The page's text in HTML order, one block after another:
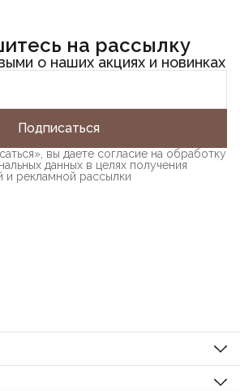
на рассылку
о наших акциях и новинках
Подписаться
вы даете согласие на обработку
данных в целях получения
рекламной рассылки